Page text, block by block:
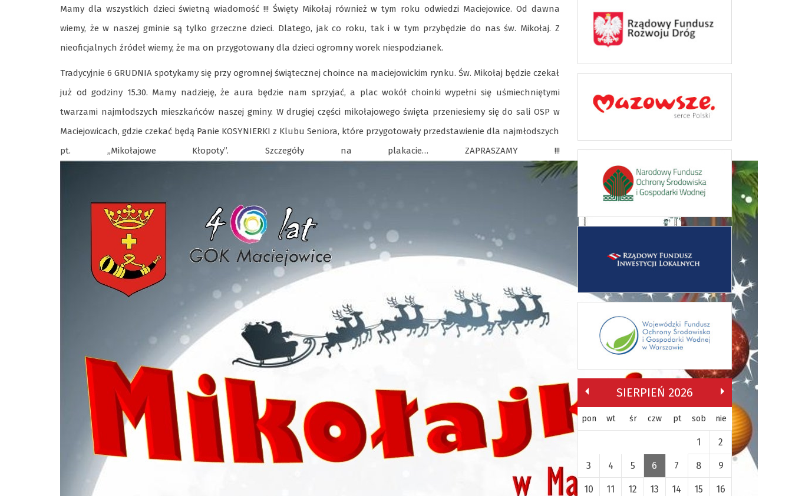
Mamy dla wszystkich dzieci świetną wiadomość !!! Święty Mikołaj również w tym roku odwiedzi Maciejowice. Od dawna
wiemy, że w naszej gminie są tylko grzeczne dzieci. Dlatego, jak co roku, tak i w tym przybędzie do nas św. Mikołaj. Z
nieoficjalnych źródeł wiemy, że ma on przygotowany dla dzieci ogromny worek niespodzianek.
Tradycyjnie 6 GRUDNIA spotykamy się przy ogromnej świątecznej choince na maciejowickim rynku. Św. Mikołaj będzie czekał
już od godziny 15.30. Mamy nadzieję, że aura będzie nam sprzyjać, a plac wokół choinki wypełni się uśmiechniętymi
twarzami najmłodszych mieszkańców naszej gminy. W drugiej części mikołajowego święta przeniesiemy się do sali OSP w
Maciejowicach, gdzie czekać będą Panie KOSYNIERKI z Klubu Seniora, które przygotowały przedstawienie dla najmłodszych
pt. ,,Mikołajowe Kłopoty”. Szczegóły na plakacie… ZAPRASZAMY !!!
SIERPIEŃ 2026
pon wt śr czw pt sob nie
1 2
3 4 5 6 7 8 9
10 11 12 13 14 15 16